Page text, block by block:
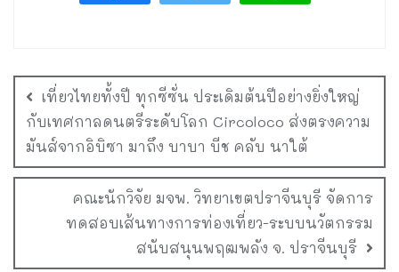
เที่ยวไทยทั้งปี ทุกซีซั่น ประเดิมต้นปีอย่างยิ่งใหญ่
กับเทศกาลดนตรีระดับโลก Circoloco ส่งตรงความ
มันส์จากอิบิซา มาถึง บาบา บีช คลับ นาใต้
คณะนักวิจัย มจพ. วิทยาเขตปราจีนบุรี จัดการ
ทดสอบเส้นทางการท่องเที่ยว-ระบบนวัตกรรม
สนับสนุนพฤฒพลัง จ. ปราจีนบุรี